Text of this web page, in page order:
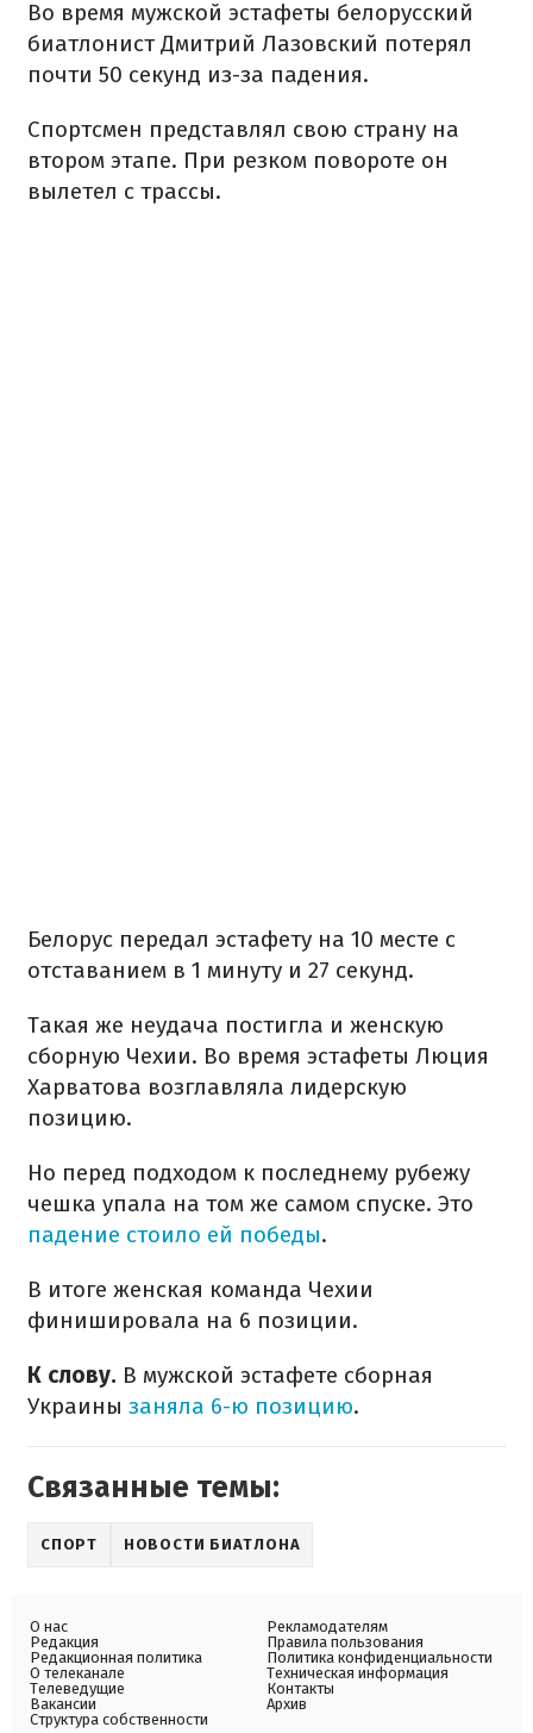
Во время мужской эстафеты белорусский
биатлонист Дмитрий Лазовский потерял
почти 50 секунд из-за падения.
Спортсмен представлял свою страну на
втором этапе. При резком повороте он
вылетел с трассы.
Белорус передал эстафету на 10 месте с
отставанием в 1 минуту и 27 секунд.
Такая же неудача постигла и женскую
сборную Чехии. Во время эстафеты Люция
Харватова возглавляла лидерскую
позицию.
Но перед подходом к последнему рубежу
чешка упала на том же самом спуске. Это
падение стоило ей победы.
В итоге женская команда Чехии
финишировала на 6 позиции.
К слову. В мужской эстафете сборная
Украины заняла 6-ю позицию.
Связанные темы:
СПОРТ НОВОСТИ БИАТЛОНА
О нас
Редакция
Редакционная политика
О телеканале
Телеведущие
Вакансии
Структура собственности
Рекламодателям
Правила пользования
Политика конфиденциальности
Техническая информация
Контакты
Архив